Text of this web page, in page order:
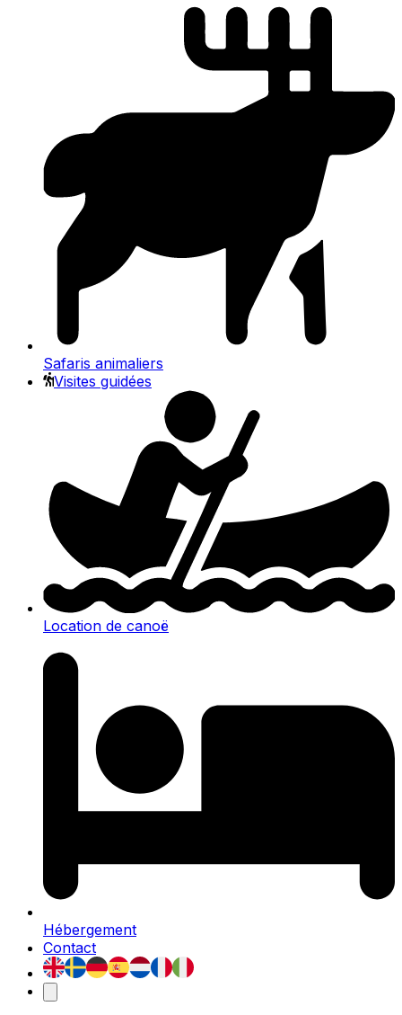
Safaris animaliers
Visites guidées
Location de canoë
Hébergement
Contact